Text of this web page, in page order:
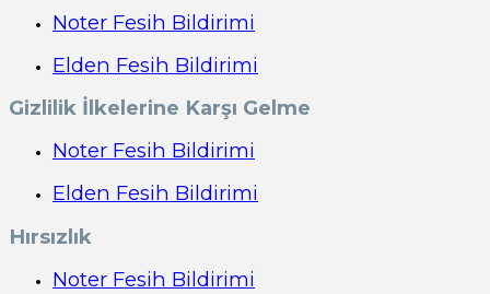
Noter Fesih Bildirimi
Elden Fesih Bildirimi
Gizlilik İlkelerine Karşı Gelme
Noter Fesih Bildirimi
Elden Fesih Bildirimi
Hırsızlık
Noter Fesih Bildirimi